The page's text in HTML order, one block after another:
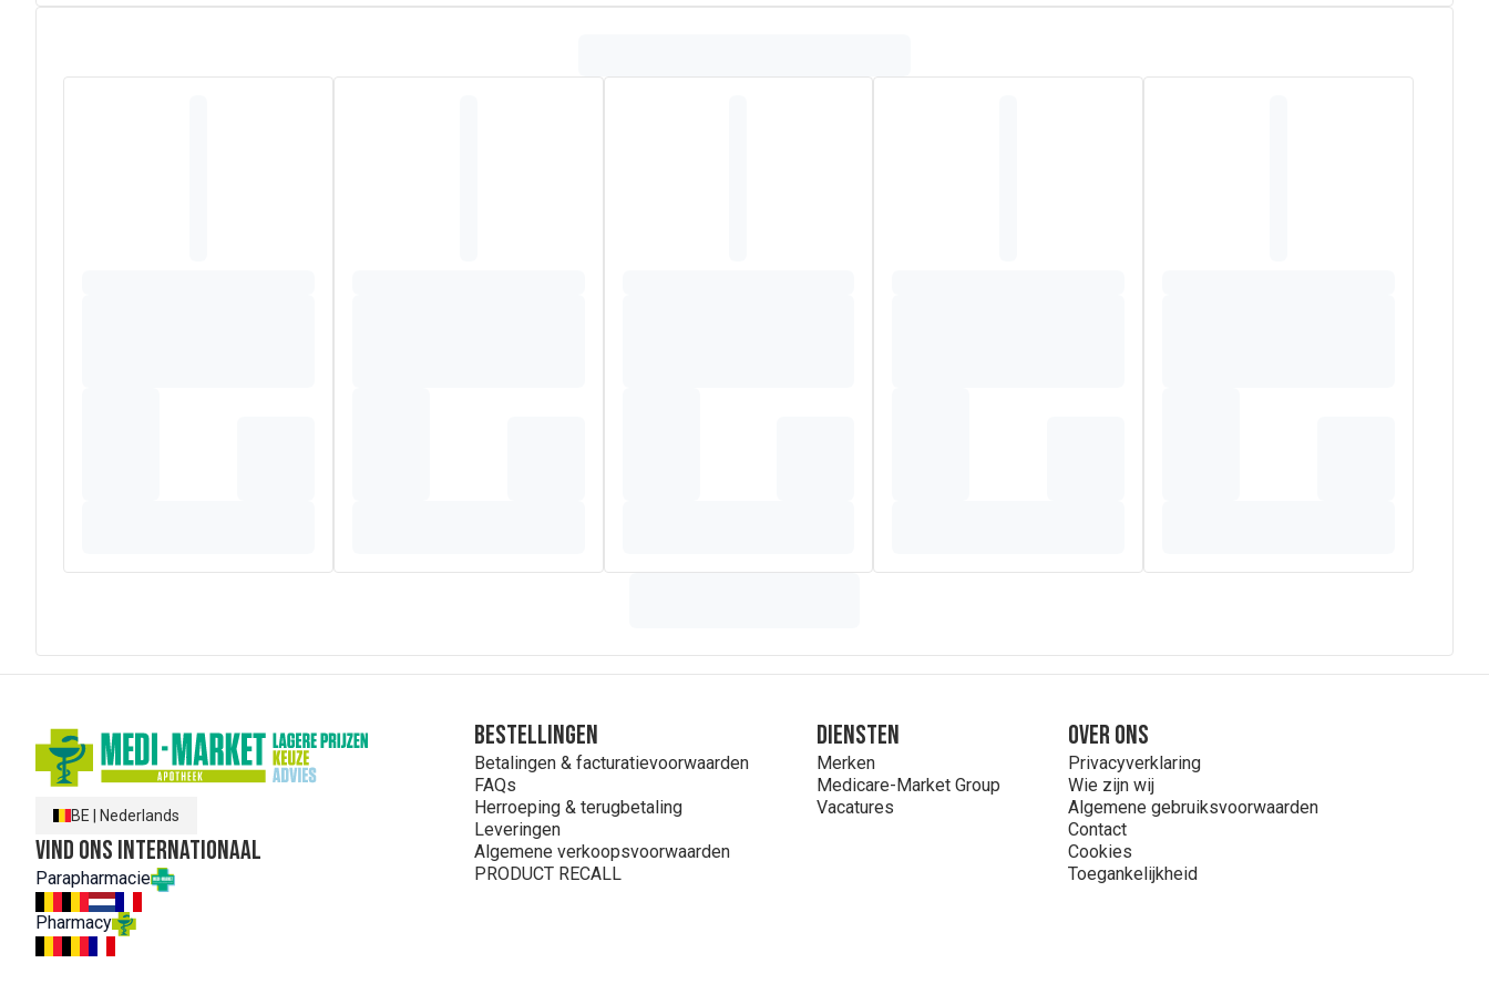
Een must voor een seizoensdetox, 100% puur en biologisch
1% zuiver witte berkensap (Betula pendula Roth) bio5 ml
BE Nederlands
Vind ons internationaal
Parapharmacie
Pharmacy
Bestellingen
Betalingen & facturatievoorwaarden
FAQs
Herroeping & terugbetaling
Leveringen
Algemene verkoopsvoorwaarden
PRODUCT RECALL
Diensten
Merken
Medicare-Market Group
Vacatures
Over ons
Privacyverklaring
Wie zijn wij
Algemene gebruiksvoorwaarden
Contact
Cookies
Toegankelijkheid